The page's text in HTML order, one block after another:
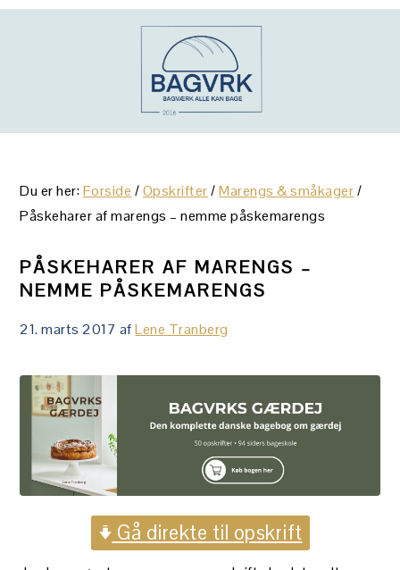
Gå
Skip
Gå
Du er her:Forside /Opskrifter / Marengs & småkager/
Påskeharer af marengs – nemme påskemarengs
PÅSKEHARER AF MARENGS –
NEMME PÅSKEMARENGS
21. marts 2017 afLene Tranberg
Gå direkte til opskrift